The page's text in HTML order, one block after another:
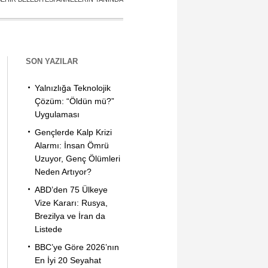
SON YAZILAR
Yalnızlığa Teknolojik
Çözüm: “Öldün mü?”
Uygulaması
Gençlerde Kalp Krizi
Alarmı: İnsan Ömrü
Uzuyor, Genç Ölümleri
Neden Artıyor?
ABD’den 75 Ülkeye
Vize Kararı: Rusya,
Brezilya ve İran da
Listede
BBC’ye Göre 2026’nın
En İyi 20 Seyahat